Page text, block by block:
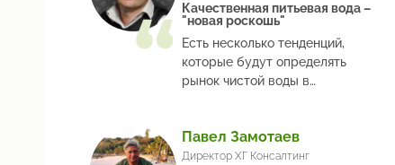
Качественная питьевая вода –
"новая роскошь"
Есть несколько тенденций,
которые будут определять
рынок чистой воды в
Павел Замотаев
Директор ХГ Консалтинг